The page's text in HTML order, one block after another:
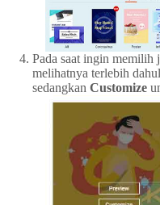
Pada saat ingin memilih
melihatnya terlebih
sedangkan Customize